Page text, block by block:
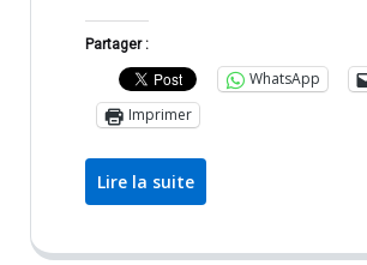
Partager :
WhatsApp
Imprimer
Lire la suite